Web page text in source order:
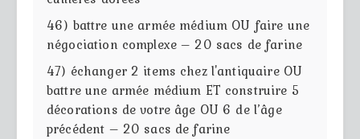
46) battre une armée médium OU faire une
négociation complexe – 20 sacs de farine
47) échanger 2 items chez l'antiquaire OU
battre une armée médium ET construire 5
décorations de votre âge OU 6 de l’âge
précédent – 20 sacs de farine